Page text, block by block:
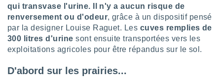
le
le
qui transvase l'urine. Il n'y a aucun risque de
renversement ou d'odeur, grâce à un dispositif pensé
par la designer Louise Raguet. Les cuves remplies de
300 litres d'urine sont ensuite transportées vers les
exploitations agricoles pour être répandus sur le sol.
D'abord sur les prairies...